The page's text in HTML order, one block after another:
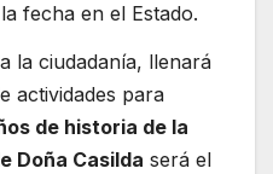
fecha en el Estado.
la ciudadanía, llenará
actividades para
de historia de la
Doña Casilda será el